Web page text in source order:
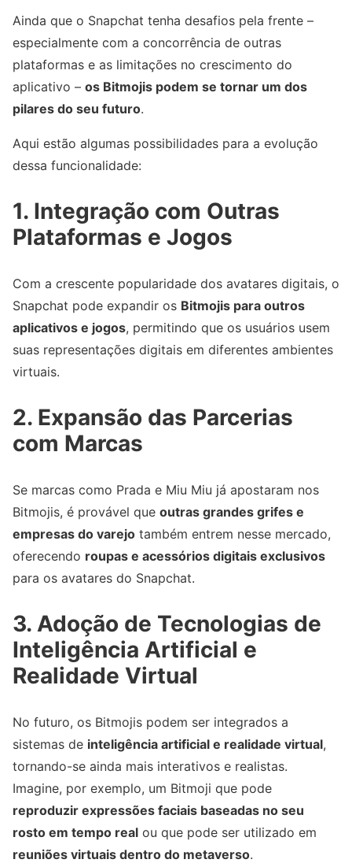
Ainda que o Snapchat tenha desafios pela frente –
especialmente com a concorrência de outras
plataformas e as limitações no crescimento do
aplicativo – os Bitmojis podem se tornar um dos
pilares do seu futuro.
Aqui estão algumas possibilidades para a evolução
dessa funcionalidade:
1. Integração com Outras
Plataformas e Jogos
Com a crescente popularidade dos avatares digitais, o
Snapchat pode expandir os Bitmojis para outros
aplicativos e jogos, permitindo que os usuários usem
suas representações digitais em diferentes ambientes
virtuais.
2. Expansão das Parcerias
com Marcas
Se marcas como Prada e Miu Miu já apostaram nos
Bitmojis, é provável que outras grandes grifes e
empresas do varejo também entrem nesse mercado,
oferecendo roupas e acessórios digitais exclusivos
para os avatares do Snapchat.
3. Adoção de Tecnologias de
Inteligência Artificial e
Realidade Virtual
No futuro, os Bitmojis podem ser integrados a
sistemas de inteligência artificial e realidade virtual,
tornando-se ainda mais interativos e realistas.
Imagine, por exemplo, um Bitmoji que pode
reproduzir expressões faciais baseadas no seu
rosto em tempo real ou que pode ser utilizado em
reuniões virtuais dentro do metaverso.